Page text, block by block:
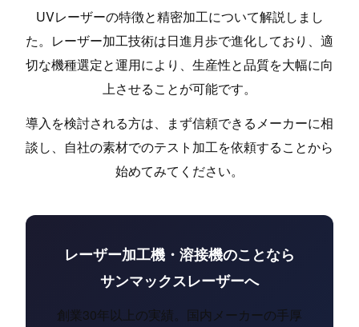
UVレーザーの特徴と精密加工について解説しまし
た。レーザー加工技術は日進月歩で進化しており、適
切な機種選定と運用により、生産性と品質を大幅に向
上させることが可能です。
導入を検討される方は、まず信頼できるメーカーに相
談し、自社の素材でのテスト加工を依頼することから
始めてみてください。
レーザー加工機・溶接機のことなら
サンマックスレーザーへ
創業30年以上の実績。国内メーカーの手厚